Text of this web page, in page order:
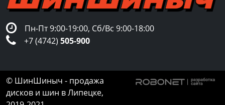
Пн-Пт 9:00-19:00, Сб/Вс 9:00-18:00
+7 (4742) 505-900
© ШинШиныч - продажа
дисков и шин в Липецке,